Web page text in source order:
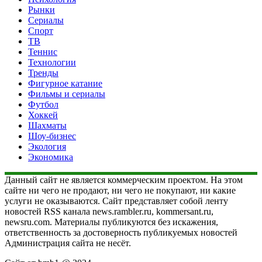
Рынки
Сериалы
Спорт
ТВ
Теннис
Технологии
Тренды
Фигурное катание
Фильмы и сериалы
Футбол
Хоккей
Шахматы
Шоу-бизнес
Экология
Экономика
Данный сайт не является коммерческим проектом. На этом
сайте ни чего не продают, ни чего не покупают, ни какие
услуги не оказываются. Сайт представляет собой ленту
новостей RSS канала news.rambler.ru, kommersant.ru,
newsru.com. Материалы публикуются без искажения,
ответственность за достоверность публикуемых новостей
Администрация сайта не несёт.